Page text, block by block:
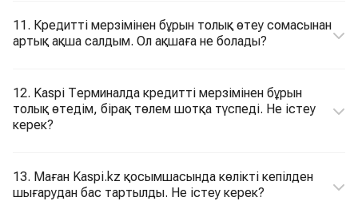
11. Кредитті мерзімінен бұрын толық өтеу сомасынан
артық ақша салдым. Ол ақшаға не болады?
12. Kaspi Терминалда кредитті мерзімінен бұрын
толық өтедім, бірақ төлем шотқа түспеді. Не істеу
керек?
13. Маған Kaspi.kz қосымшасында көлікті кепілден
шығарудан бас тартылды. Не істеу керек?